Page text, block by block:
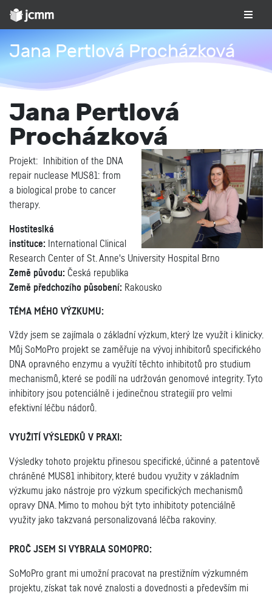
Jana Pertlová Procházková
Jana Pertlová
Procházková
Projekt: Inhibition of the DNA
repair nuclease MUS81: from
a biological probe to cancer
therapy.
Hostiteslká
instituce: International Clinical
Research Center of St. Anne's University Hospital Brno
Země původu: Česká republika
Země předchozího působení: Rakousko
TÉMA MÉHO VÝZKUMU:
Vždy jsem se zajímala o základní výzkum, který lze využít i klinicky.
Můj SoMoPro projekt se zaměřuje na vývoj inhibitorů specifického
DNA opravného enzymu a využítí těchto inhibitotů pro studium
mechanismů, které se podílí na udržován genomové integrity. Tyto
inhibitory jsou potenciálně i jedinečnou strategiíí pro velmi
efektivní léčbu nádorů.
VYUŽITÍ VÝSLEDKŮ V PRAXI:
Výsledky tohoto projektu přinesou specifické, účinné a patentově
chráněné MUS81 inhibitory, které budou využity v základním
výzkumu jako nástroje pro výzkum specifických mechanismů
opravy DNA. Mimo to mohou být tyto inhibitoty potenciálně
využity jako takzvaná personalizovaná léčba rakoviny.
PROČ JSEM SI VYBRALA SOMOPRO:
SoMoPro grant mi umožní pracovat na prestižním výzkumném
projektu, získat tak nové znalosti a dovednosti a především mi